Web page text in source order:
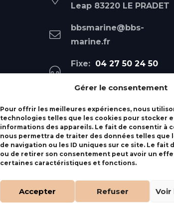
Gérer le consentement
Pour offrir les meilleures expériences, nous
technologies telles que les cookies pour stocker
informations des appareils. Le fait de consentir à
nous permettra de traiter des données telles que
de navigation ou les ID uniques sur ce site. Le fait
ou de retirer son consentement peut avoir un
certaines caractéristiques et fonctions.
Accepter Refuser Voir
Leap 83220 LE PRADET
bbsmarine@bbs-
marine.fr
Fixe: 04 27 50 24 50
C.G.V